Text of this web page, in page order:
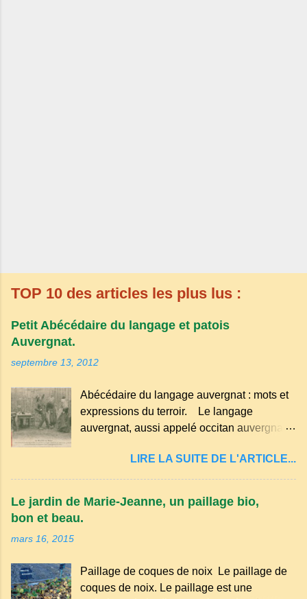
TOP 10 des articles les plus lus :
Petit Abécédaire du langage et patois
Auvergnat.
septembre 13, 2012
Abécédaire du langage auvergnat : mots et
expressions du terroir. Le langage
auvergnat, aussi appelé occitan auvergnat ,
principalement en Auvergne et dans
certaines parties du Massif central . Il
et est classé parmi les dialectes du nord-
Par exemple, on trouve des mots typiques
comme "agourer" (s'accroupir) ou "aze"
LIRE LA SUITE DE L'ARTICLE...
Le jardin de Marie-Jeanne, un paillage bio,
bon et beau.
mars 16, 2015
Paillage de coques de noix Le paillage de
coques de noix. Le paillage est une